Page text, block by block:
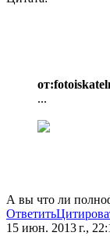
...
А вы что ли
Ответить
15 июн. 2013 г.,